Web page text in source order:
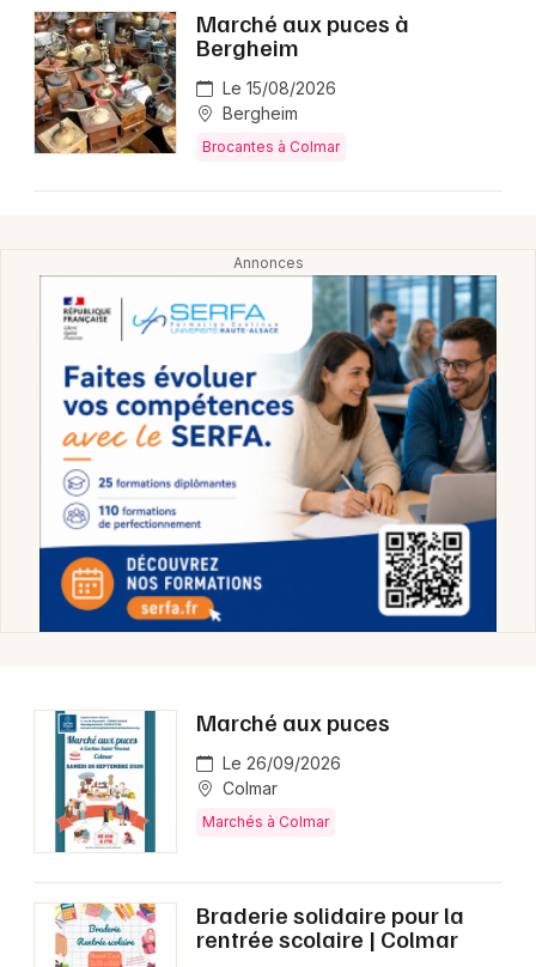
Marché aux puces à
Bergheim
Le 15/08/2026
Bergheim
Brocantes à Colmar
Marché aux puces
Le 26/09/2026
Colmar
Marchés à Colmar
Braderie solidaire pour la
rentrée scolaire | Colmar